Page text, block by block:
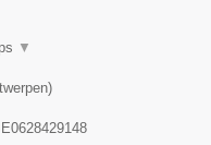
▼
)